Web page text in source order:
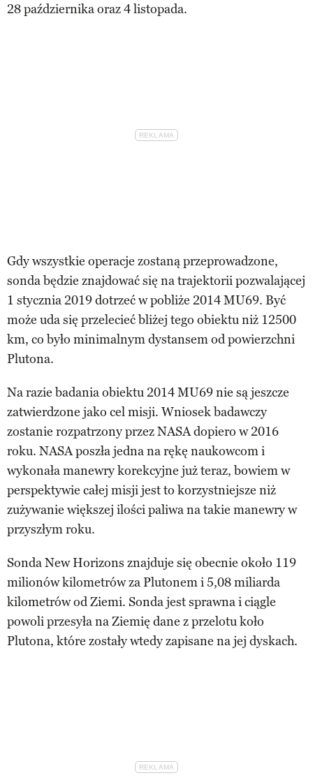
28 października oraz 4 listopada.
Gdy wszystkie operacje zostaną przeprowadzone,
sonda będzie znajdować się na trajektorii pozwalającej
1 stycznia 2019 dotrzeć w pobliże 2014 MU69. Być
może uda się przelecieć bliżej tego obiektu niż 12500
km, co było minimalnym dystansem od powierzchni
Plutona.
Na razie badania obiektu 2014 MU69 nie są jeszcze
zatwierdzone jako cel misji. Wniosek badawczy
zostanie rozpatrzony przez NASA dopiero w 2016
roku. NASA poszła jedna na rękę naukowcom i
wykonała manewry korekcyjne już teraz, bowiem w
perspektywie całej misji jest to korzystniejsze niż
zużywanie większej ilości paliwa na takie manewry w
przyszłym roku.
Sonda New Horizons znajduje się obecnie około 119
milionów kilometrów za Plutonem i 5,08 miliarda
kilometrów od Ziemi. Sonda jest sprawna i ciągle
powoli przesyła na Ziemię dane z przelotu koło
Plutona, które zostały wtedy zapisane na jej dyskach.